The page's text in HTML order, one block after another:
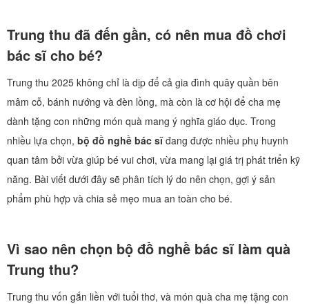
Trung thu đã đến gần, có nên mua đồ chơi
bác sĩ cho bé?
Trung thu 2025 không chỉ là dịp để cả gia đình quây quần bên
mâm cỗ, bánh nướng và đèn lồng, mà còn là cơ hội để cha mẹ
dành tặng con những món quà mang ý nghĩa giáo dục. Trong
nhiều lựa chọn, bộ đồ nghề bác sĩđang được nhiều phụ huynh
quan tâm bởi vừa giúp bé vui chơi, vừa mang lại giá trị phát triển kỹ
năng. Bài viết dưới đây sẽ phân tích lý do nên chọn, gợi ý sản
phẩm phù hợp và chia sẻ mẹo mua an toàn cho bé.
Vì sao nên chọn bộ đồ nghề bác sĩ làm quà
Trung thu?
Trung thu vốn gắn liền với tuổi thơ, và món quà cha mẹ tặng con